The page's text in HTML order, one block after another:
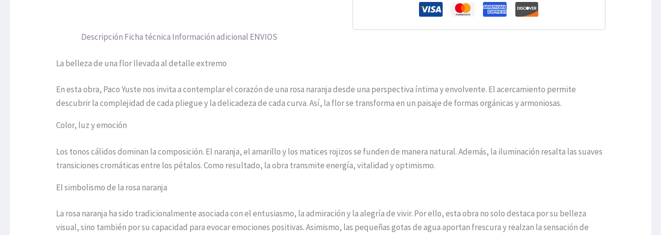
Descripción Ficha técnica Información adicional ENVIOS
La belleza de una flor llevada al detalle extremo
En esta obra, Paco Yuste nos invita a contemplar el corazón de una rosa naranja desde una perspectiva íntima y envolvente. El acercamiento permite
descubrir la complejidad de cada pliegue y la delicadeza de cada curva. Así, la flor se transforma en un paisaje de formas orgánicas y armoniosas.
Color, luz y emoción
Los tonos cálidos dominan la composición. El naranja, el amarillo y los matices rojizos se funden de manera natural. Además, la iluminación resalta las suaves
transiciones cromáticas entre los pétalos. Como resultado, la obra transmite energía, vitalidad y optimismo.
El simbolismo de la rosa naranja
La rosa naranja ha sido tradicionalmente asociada con el entusiasmo, la admiración y la alegría de vivir. Por ello, esta obra no solo destaca por su belleza
visual, sino también por su capacidad para evocar emociones positivas. Asimismo, las pequeñas gotas de agua aportan frescura y realzan la sensación de